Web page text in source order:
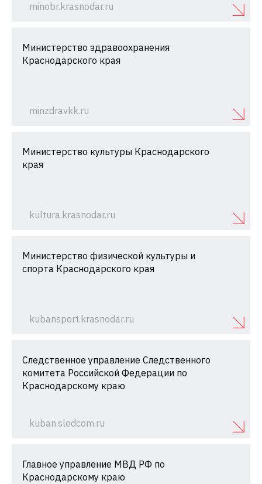
minobr.krasnodar.ru
Министерство здравоохранения
Краснодарского края
minzdravkk.ru
Министерство культуры Краснодарского
края
kultura.krasnodar.ru
Министерство физической культуры и
спорта Краснодарского края
kubansport.krasnodar.ru
Следственное управление Следственного
комитета Российской Федерации по
Краснодарскому краю
kuban.sledcom.ru
Главное управление МВД РФ по
Краснодарскому краю